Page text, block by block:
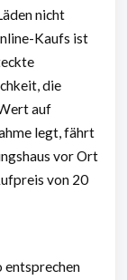
nicht
Kaufs ist
die
auf
legt, fährt
vor Ort
von 20
entsprechen